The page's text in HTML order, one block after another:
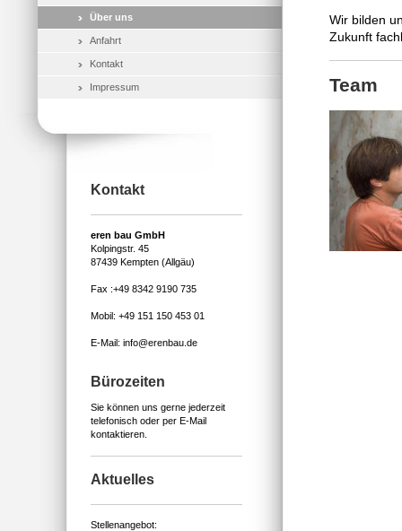
Wir bilden
Zukunft
Team
Über uns
Anfahrt
Kontakt
Impressum
Kontakt
eren bau GmbH
Kolpingstr. 45
87439 Kempten (Allgäu)
Fax :+49 8342 9190 735
Mobil: +49 151 150 453 01
E-Mail: info@erenbau.de
Bürozeiten
Sie können uns gerne jederzeit
telefonisch oder per E-Mail
kontaktieren.
Aktuelles
Stellenangebot: